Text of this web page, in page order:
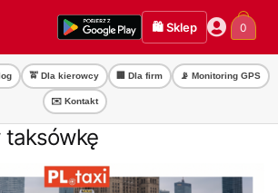
🛍️ Sklep 0
🚖 Dla kierowcy 🏢 Dla firm 📡 Monitoring GPS
✉️ Kontakt
taksówkę